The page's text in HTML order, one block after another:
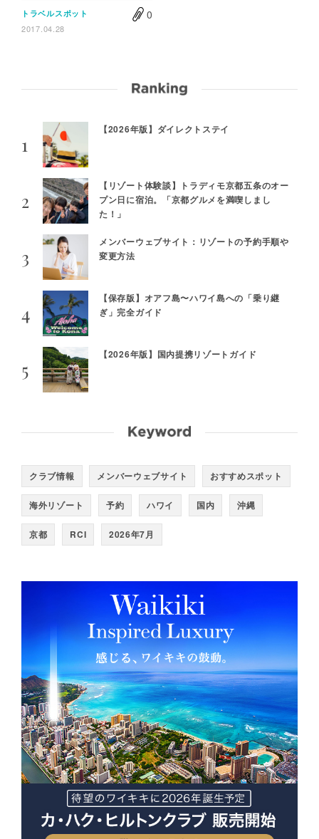
トラベルスポット
2017.04.28
0
【2026年版】ダイレクトステイ
【リゾート体験談】トラディモ京都五条のオー
プン日に宿泊。「京都グルメを満喫しまし
た！」
メンバーウェブサイト：リゾートの予約手順や
変更方法
【保存版】オアフ島〜ハワイ島への「乗り継
ぎ」完全ガイド
【2026年版】国内提携リゾートガイド
クラブ情報 メンバーウェブサイト おすすめスポット
海外リゾート 予約 ハワイ 国内 沖縄
京都 RCI 2026年7月